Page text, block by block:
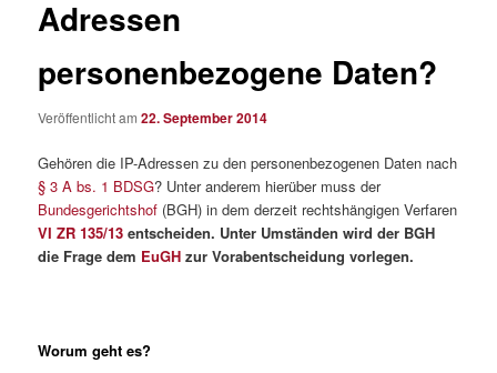
Adressen
personenbezogene Daten?
Veröffentlicht am22. September 2014
Gehören die IP-Adressen zu den personenbezogenen Daten nach
§ 3 A bs. 1 BDSG? Unter anderem hierüber muss der
Bundesgerichtshof (BGH) in dem derzeit rechtshängigen Verfaren
VI ZR 135/13 entscheiden. Unter Umständen wird der BGH
die Frage dem EuGH zur Vorabentscheidung vorlegen.
Worum geht es?